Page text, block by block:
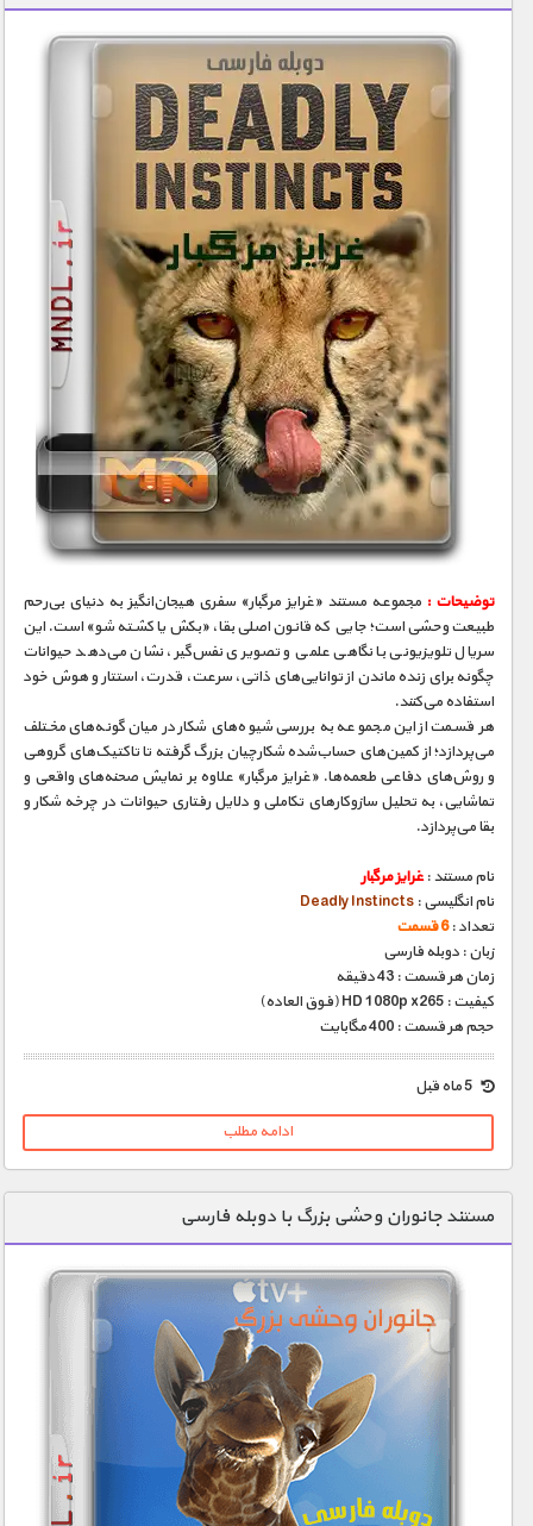
توضیحات : مجموعه مستند «غرایز مرگبار» سفری هیجان‌انگیز به دنیای بی‌رحم
طبیعت وحشی است؛ جایی که قانون اصلی بقا، «بکش یا کشته شو» است. این
سریال تلویزیونی با نگاهی علمی و تصویری نفس‌گیر، نشان می‌دهد حیوانات
چگونه برای زنده ماندن از توانایی‌های ذاتی، سرعت، قدرت، استتار و هوش خود
استفاده می‌کنند.
هر قسمت از این مجموعه به بررسی شیوه‌های شکار در میان گونه‌های مختلف
می‌پردازد؛ از کمین‌های حساب‌شده شکارچیان بزرگ گرفته تا تاکتیک‌های گروهی
و روش‌های دفاعی طعمه‌ها. «غرایز مرگبار» علاوه بر نمایش صحنه‌های واقعی و
تماشایی، به تحلیل سازوکارهای تکاملی و دلایل رفتاری حیوانات در چرخه شکار و
بقا می‌پردازد.
نام مستند :غرایز مرگبار
نام انگلیسی : Deadly Instincts
تعداد :6 قسمت
زبان : دوبله فارسی
زمان هر قسمت : 43 دقیقه
کیفیت : HD 1080p x265 (فوق العاده)
حجم هر قسمت : 400 مگابایت
ادامه مطلب
مستند جانوران وحشی بزرگ با دوبله فارسی